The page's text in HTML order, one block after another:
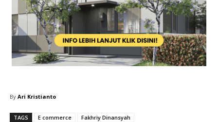
By Ari Kristianto
TAGS E commerce
Fakhriy Dinansyah